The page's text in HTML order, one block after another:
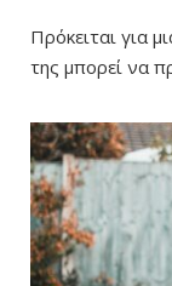
Πρόκειται για
της μπορεί να